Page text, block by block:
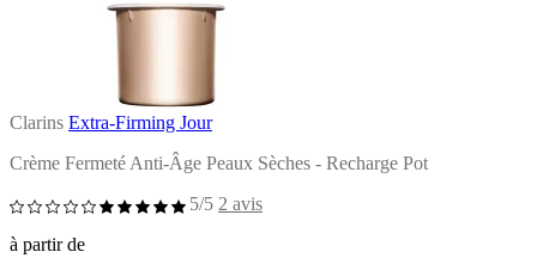
Clarins Extra-Firming Jour
Crème Fermeté Anti-Âge Peaux Sèches - Recharge Pot
5/5 2 avis
à partir de